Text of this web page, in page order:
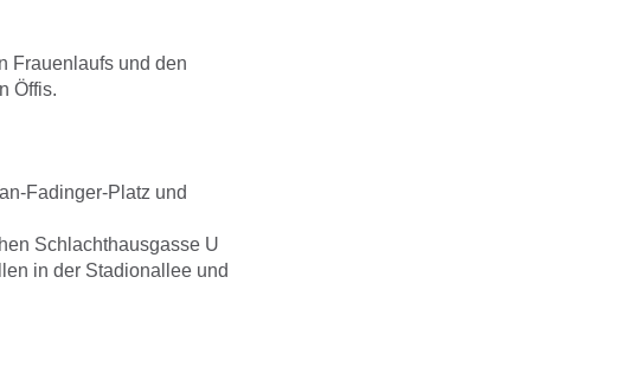
Frauenlaufs und den
Öffis.
Fadinger-Platz und
Schlachthausgasse U
in der Stadionallee und